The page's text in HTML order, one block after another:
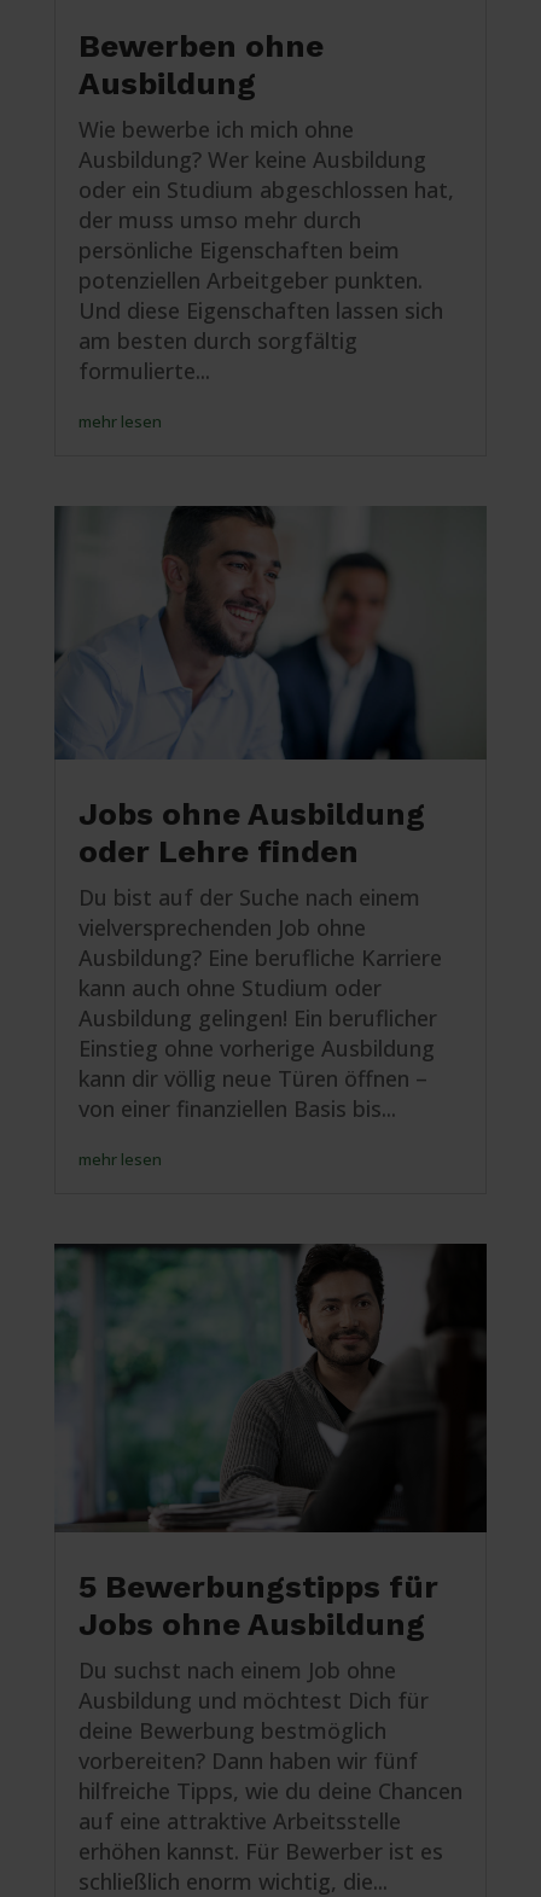
Bewerben ohne
Ausbildung
Wie bewerbe ich mich ohne
Ausbildung? Wer keine Ausbildung
oder ein Studium abgeschlossen hat,
der muss umso mehr durch
persönliche Eigenschaften beim
potenziellen Arbeitgeber punkten.
Und diese Eigenschaften lassen sich
am besten durch sorgfältig
formulierte...
mehr lesen
Jobs ohne Ausbildung
oder Lehre finden
Du bist auf der Suche nach einem
vielversprechenden Job ohne
Ausbildung? Eine berufliche Karriere
kann auch ohne Studium oder
Ausbildung gelingen! Ein beruflicher
Einstieg ohne vorherige Ausbildung
kann dir völlig neue Türen öffnen –
von einer finanziellen Basis bis...
mehr lesen
5 Bewerbungstipps für
Jobs ohne Ausbildung
Du suchst nach einem Job ohne
Ausbildung und möchtest Dich für
deine Bewerbung bestmöglich
vorbereiten? Dann haben wir fünf
hilfreiche Tipps, wie du deine Chancen
auf eine attraktive Arbeitsstelle
erhöhen kannst. Für Bewerber ist es
schließlich enorm wichtig, die...